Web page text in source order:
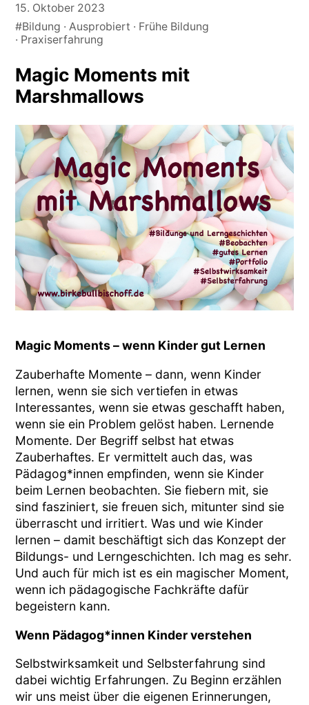
15. Oktober 2023
#Bildung
Ausprobiert
Frühe Bildung
Praxiserfahrung
Magic Moments mit
Marshmallows
Magic Moments – wenn Kinder gut Lernen
Zauberhafte Momente – dann, wenn Kinder
lernen, wenn sie sich vertiefen in etwas
Interessantes, wenn sie etwas geschafft haben,
wenn sie ein Problem gelöst haben. Lernende
Momente. Der Begriff selbst hat etwas
Zauberhaftes. Er vermittelt auch das, was
Pädagog*innen empfinden, wenn sie Kinder
beim Lernen beobachten. Sie fiebern mit, sie
sind fasziniert, sie freuen sich, mitunter sind sie
überrascht und irritiert. Was und wie Kinder
lernen – damit beschäftigt sich das Konzept der
Bildungs- und Lerngeschichten. Ich mag es sehr.
Und auch für mich ist es ein magischer Moment,
wenn ich pädagogische Fachkräfte dafür
begeistern kann.
Wenn Pädagog*innen Kinder verstehen
Selbstwirksamkeit und Selbsterfahrung sind
dabei wichtig Erfahrungen. Zu Beginn erzählen
wir uns meist über die eigenen Erinnerungen,